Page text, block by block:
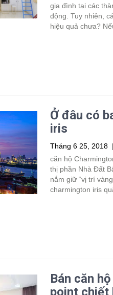
gia đình tại các
động. Tuy nhiên,
hiệu quả chưa?
Ở đâu có
iris
Tháng 6 25, 2018
căn hộ
thị phần Nhà Đất
nắm giữ “vị trí
charmington iris
Bán căn
point chiết